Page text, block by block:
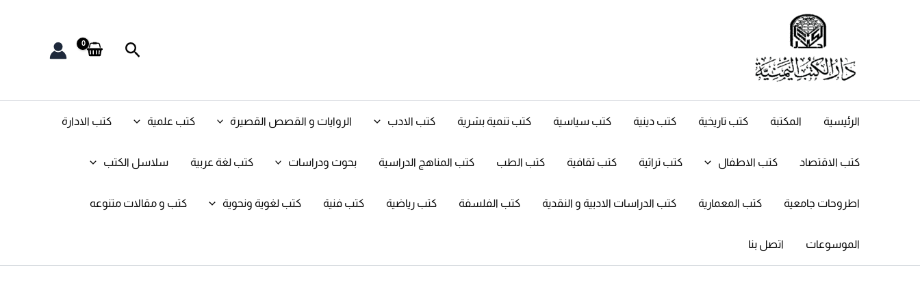
البحث
الرئيسية المكتبة كتب تاريخية كتب دينية كتب سياسية كتب تنمية بشرية كتب الادب الروايات و القصص القصيرة كتب علمية كتب الادارة
كتب الاقتصاد كتب الاطفال كتب تراثية كتب ثقافية كتب الطب كتب المناهج الدراسية بحوث ودراسات كتب لغة عربية سلاسل الكتب
اطروحات جامعية كتب المعمارية كتب الدراسات الادبية و النقدية كتب الفلسفة كتب رياضية كتب فنية كتب لغوية ونحوية كتب و مقالات متنوعه
الموسوعات اتصل بنا